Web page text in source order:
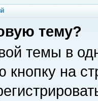
тему?
темы в
кнопку на